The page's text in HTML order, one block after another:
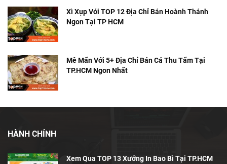
Xì Xụp Với TOP 12 Địa Chỉ Bán Hoành Thánh
Ngon Tại TP HCM
Mê Mẩn Với 5+ Địa Chỉ Bán Cá Thu Tẩm Tại
TP.HCM Ngon Nhất
HÀNH CHÍNH
Xem Qua TOP 13 Xưởng In Bao Bì Tại TP.HCM